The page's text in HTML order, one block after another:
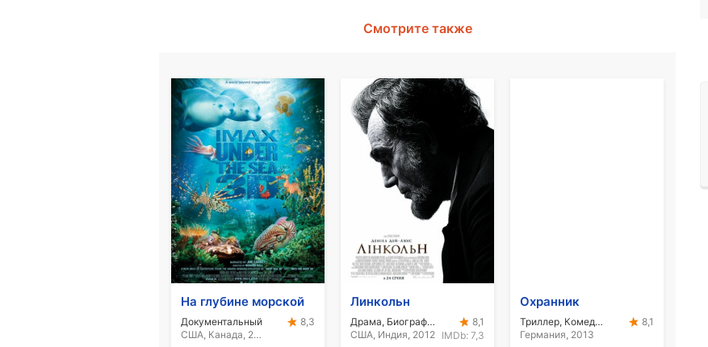
Смотрите также
На глубине морской
Документальный
США, Канада, 2009
8,3
Линкольн
Драма, Биография
США, Индия, 2012
8,1
IMDb: 7,3
Охранник
Триллер, Комедия
Германия, 2013
8,1